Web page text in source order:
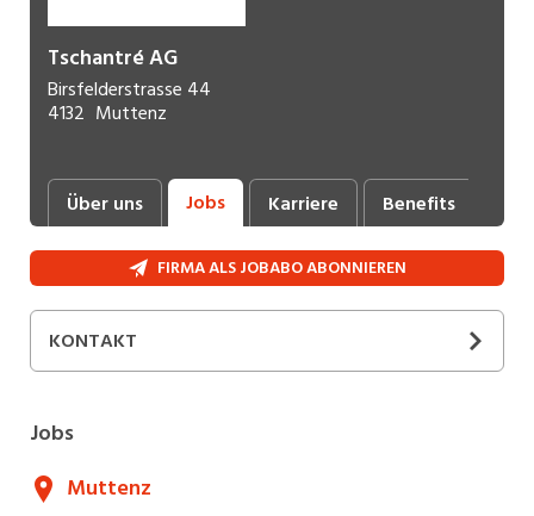
Tschantré AG
Birsfelderstrasse 44
4132 Muttenz
Über uns Jobs Karriere Benefits
FIRMA ALS JOBABO ABONNIEREN
KONTAKT
Jobs
Muttenz